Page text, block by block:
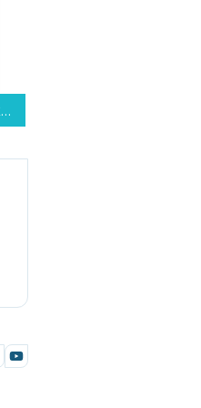
Телевизор TCL 50C6KS , 126 см, 3840x2160 UHD-4K , 50 inch, Android , Mini LED , Smart TV...